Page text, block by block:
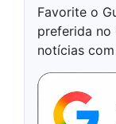
Favorite o
preferida no
notícias